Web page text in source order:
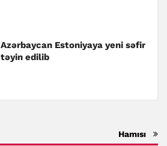
Azərbaycan Estoniyaya yeni səfir
təyin edilib
Hamısı